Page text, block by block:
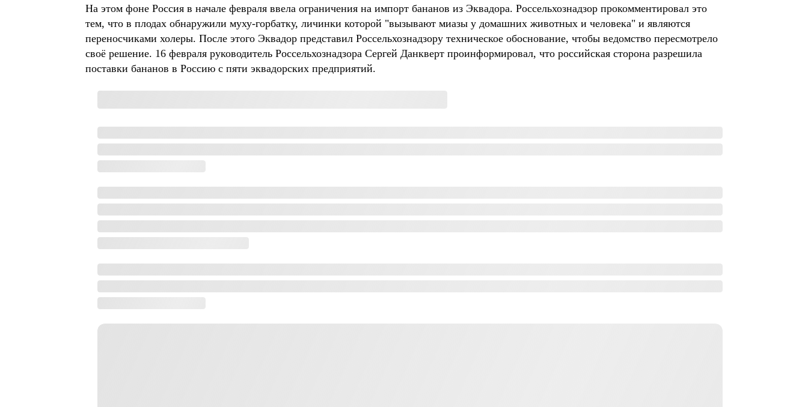
На этом фоне Россия в начале февраля ввела ограничения на импорт бананов из Эквадора. Россельхознадзор прокомментировал это
тем, что в плодах обнаружили муху-горбатку, личинки которой "вызывают миазы у домашних животных и человека" и являются
переносчиками холеры. После этого Эквадор представил Россельхознадзору техническое обоснование, чтобы ведомство пересмотрело
своё решение. 16 февраля руководитель Россельхознадзора Сергей Данкверт проинформировал, что российская сторона разрешила
поставки бананов в Россию с пяти эквадорских предприятий.